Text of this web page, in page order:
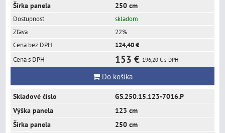
250 cm
skladom
22%
124,40 €
153 € 196,20 € s DPH
Do košíka
GS.250.15.123-7016.P
123 cm
250 cm